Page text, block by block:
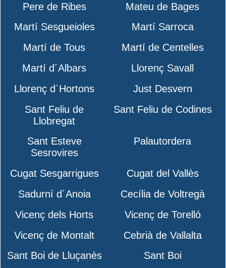
Pere de Ribes
Mateu de Bages
Martí Sesgueioles
Martí Sarroca
Martí de Tous
Martí de Centelles
Martí d´Albars
Llorenç Savall
Llorenç d´Hortons
Just Desvern
Sant Feliu de
Llobregat
Sant Feliu de Codines
Sant Esteve
Sesrovires
Palautordera
Cugat Sesgarrigues
Cugat del Vallès
Sadurní d´Anoia
Cecília de Voltregà
Vicenç dels Horts
Vicenç de Torelló
Vicenç de Montalt
Cebrià de Vallalta
Sant Boi de Lluçanès
Sant Boi